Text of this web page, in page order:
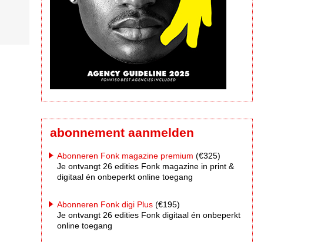
abonnement aanmelden
Abonneren Fonk magazine premium (€325)
Je ontvangt 26 edities Fonk magazine in print &
digitaal én onbeperkt online toegang
Abonneren Fonk digi Plus (€195)
Je ontvangt 26 edities Fonk digitaal én onbeperkt
online toegang